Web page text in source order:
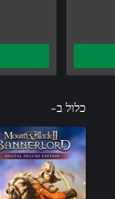
כלול ב-